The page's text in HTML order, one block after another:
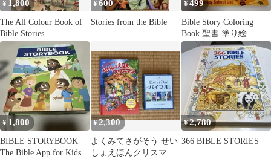
¥ 1,800
The All Colour Book of
Bible Stories
¥600
Stories from the Bible
¥499
Bible Story Coloring
Book 聖書 塗り絵
¥ 1,800
BIBLE STORYBOOK
The Bible App for Kids
¥ 2,300
よくみてさがそう せい
しょえほんクリスマス
¥2,780
366 BIBLE STORIES